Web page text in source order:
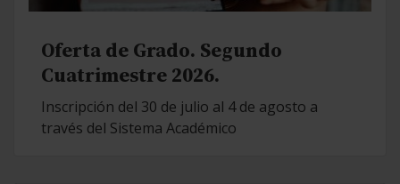
Oferta de Grado. Segundo
Cuatrimestre 2026.
Inscripción del 30 de julio al 4 de agosto a
través del Sistema Académico